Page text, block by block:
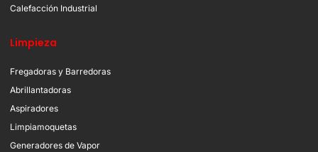
Calefacción Industrial
Limpieza
Fregadoras y Barredoras
Abrillantadoras
Aspiradores
Limpiamoquetas
Generadores de Vapor